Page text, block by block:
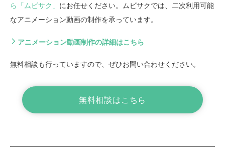
ら「ムビサク」 にお任せください。ムビサクでは、二次利用可能
なアニメーション動画の制作を承っています。
アニメーション動画制作の詳細はこちら
無料相談も行っていますので、ぜひお問い合わせください。
無料相談はこちら